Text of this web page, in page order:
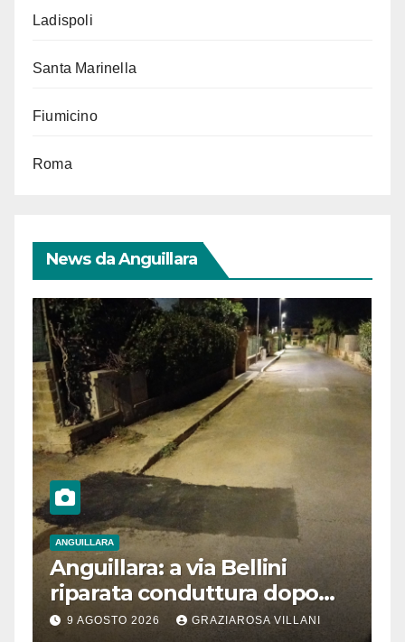
Ladispoli
Santa Marinella
Fiumicino
Roma
News da Anguillara
ANGUILLARA
Anguillara: a via Bellini
riparata conduttura dopo
segnalazione IdD
9 AGOSTO 2026 GRAZIAROSA VILLANI